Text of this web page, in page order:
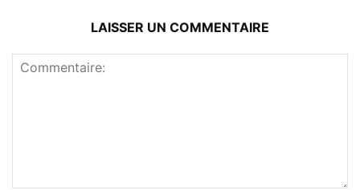
LAISSER UN COMMENTAIRE